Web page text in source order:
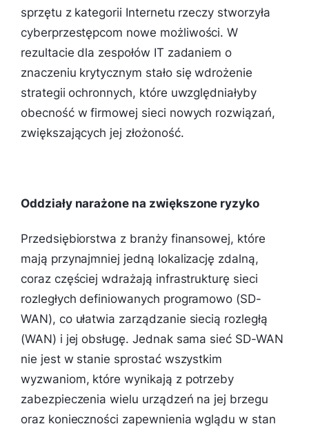
sprzętu z kategorii Internetu rzeczy stworzyła
cyberprzestępcom nowe możliwości. W
rezultacie dla zespołów IT zadaniem o
znaczeniu krytycznym stało się wdrożenie
strategii ochronnych, które uwzględniałyby
obecność w firmowej sieci nowych rozwiązań,
zwiększających jej złożoność.
Oddziały narażone na zwiększone ryzyko
Przedsiębiorstwa z branży finansowej, które
mają przynajmniej jedną lokalizację zdalną,
coraz częściej wdrażają infrastrukturę sieci
rozległych definiowanych programowo (SD-
WAN), co ułatwia zarządzanie siecią rozległą
(WAN) i jej obsługę. Jednak sama sieć SD-WAN
nie jest w stanie sprostać wszystkim
wyzwaniom, które wynikają z potrzeby
zabezpieczenia wielu urządzeń na jej brzegu
oraz konieczności zapewnienia wglądu w stan